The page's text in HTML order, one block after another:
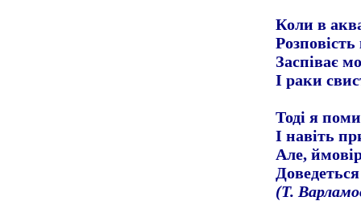
Коли в
Заспіває
І раки
Тоді я
І навіть
Але,
(Т.